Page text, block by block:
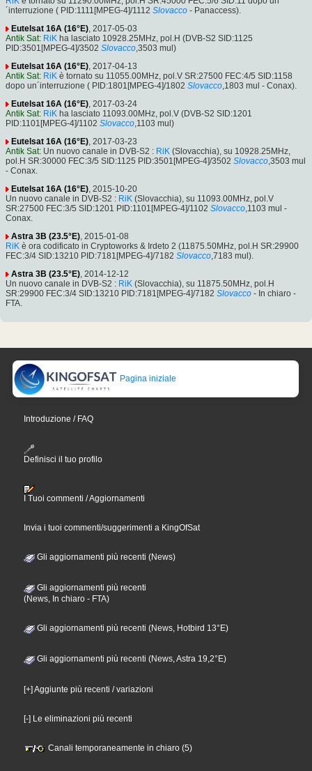
´interruzione ( PID:1111[MPEG-4]/1112 Slovacco - Panaccess).
Eutelsat 16A (16°E), 2017-05-03
Antik Sat: RiK ha lasciato 10928.25MHz, pol.H (DVB-S2 SID:1125
PID:3501[MPEG-4]/3502 Slovacco,3503 mul)
Eutelsat 16A (16°E), 2017-04-13
Antik Sat: RiK è tornato su 11055.00MHz, pol.V SR:27500 FEC:4/5 SID:1158
dopo un´interruzione ( PID:1801[MPEG-4]/1802 Slovacco,1803 mul - Conax).
Eutelsat 16A (16°E), 2017-03-24
Antik Sat: RiK ha lasciato 11093.00MHz, pol.V (DVB-S2 SID:1201
PID:1101[MPEG-4]/1102 Slovacco,1103 mul)
Eutelsat 16A (16°E), 2017-03-23
Antik Sat: Un nuovo canale in DVB-S2 : RiK (Slovacchia), su 10928.25MHz,
pol.H SR:30000 FEC:3/5 SID:1125 PID:3501[MPEG-4]/3502 Slovacco,3503 mul
- Conax.
Eutelsat 16A (16°E), 2015-10-20
Un nuovo canale in DVB-S2 : RiK (Slovacchia), su 11093.00MHz, pol.V
SR:27500 FEC:3/5 SID:1201 PID:1101[MPEG-4]/1102 Slovacco,1103 mul -
Conax.
Astra 3B (23.5°E), 2015-01-08
RiK è ora codificato in Cryptoworks & Irdeto 2 (11875.50MHz, pol.H SR:29900
FEC:3/4 SID:13210 PID:7181[MPEG-4]/7182 Slovacco,7183 mul).
Astra 3B (23.5°E), 2014-12-12
Un nuovo canale in DVB-S2 : RiK (Slovacchia), su 11875.50MHz, pol.H
SR:29900 FEC:3/4 SID:13210 PID:7181[MPEG-4]/7182 Slovacco - In chiaro -
FTA.
Pagina iniziale
Introduzione / FAQ
Definisci il tuo profilo
I Tuoi commenti / Aggiornamenti
Invia i tuoi commenti/suggerimenti a KingOfSat
Gli aggiornamenti più recenti (News)
Gli aggiornamenti più recenti
(News, In chiaro - FTA)
Gli aggiornamenti più recenti (News, Hotbird 13°E)
Gli aggiornamenti più recenti (News, Astra 19,2°E)
[+] Aggiunte più recenti / variazioni
[-] Le eliminazioni più recenti
Canali temporaneamente in chiaro (5)